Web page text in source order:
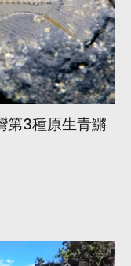
第3種原生青鱂